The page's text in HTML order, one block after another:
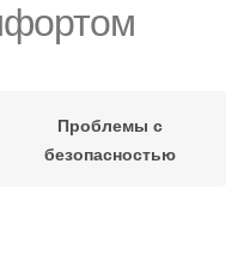
Проблемы с
безопасностью